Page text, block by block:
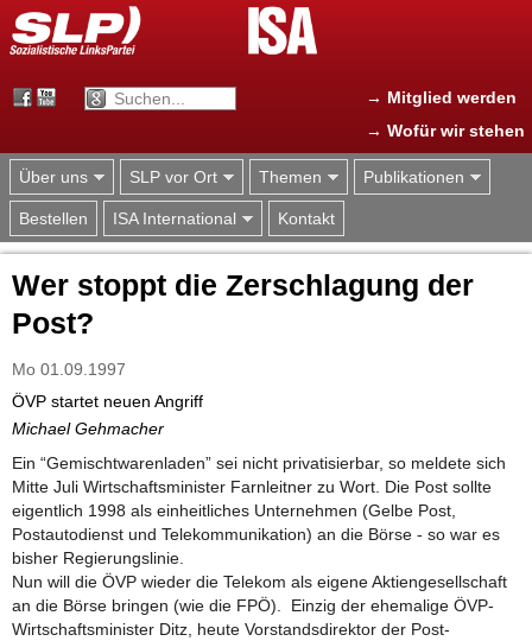
Jump to navigation
→ Mitglied werden
→ Wofür wir stehen
Über uns SLP vor Ort Themen Publikationen
Bestellen ISA International Kontakt
Wer stoppt die Zerschlagung der
Post?
Mo 01.09.1997
ÖVP startet neuen Angriff
Michael Gehmacher
Ein “Gemischtwarenladen” sei nicht privatisierbar, so meldete sich
Mitte Juli Wirtschaftsminister Farnleitner zu Wort. Die Post sollte
eigentlich 1998 als einheitliches Unternehmen (Gelbe Post,
Postautodienst und Telekommunikation) an die Börse - so war es
bisher Regierungslinie.
Nun will die ÖVP wieder die Telekom als eigene Aktiengesellschaft
an die Börse bringen (wie die FPÖ). Einzig der ehemalige ÖVP-
Wirtschaftsminister Ditz, heute Vorstandsdirektor der Post-